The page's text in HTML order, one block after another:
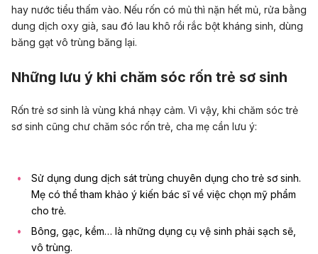
hay nước tiểu thấm vào. Nếu rốn có mủ thì nặn hết mủ, rửa bằng
dung dịch oxy già, sau đó lau khô rồi rắc bột kháng sinh, dùng
băng gạt vô trùng băng lại.
Những lưu ý khi chăm sóc rốn trẻ sơ sinh
Rốn trẻ sơ sinh là vùng khá nhạy cảm. Vì vậy, khi chăm sóc trẻ
sơ sinh cũng chư chăm sóc rốn trẻ, cha mẹ cần lưu ý:
Sử dụng dung dịch sát trùng chuyên dụng cho trẻ sơ sinh.
Mẹ có thể tham khảo ý kiến bác sĩ về việc chọn mỹ phẩm
cho trẻ.
Bông, gạc, kềm… là những dụng cụ vệ sinh phải sạch sẽ,
vô trùng.